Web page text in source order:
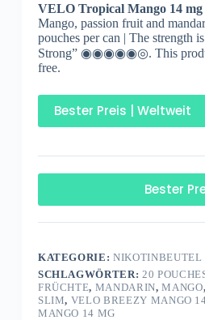
VELO Tropical Mango 14 mg
Mango, passion fruit and
pouches per can | The strength
Strong” ◉◉◉◉◉◎. This
free.
Bester Preis | Weltweit
Bester
KATEGORIE:NIKOTINBEUTEL
SCHLAGWÖRTER: 20
FRÜCHTE, MANDARIN,MANGO,
SLIM, VELO BREEZY MANGO
MANGO 14 MG